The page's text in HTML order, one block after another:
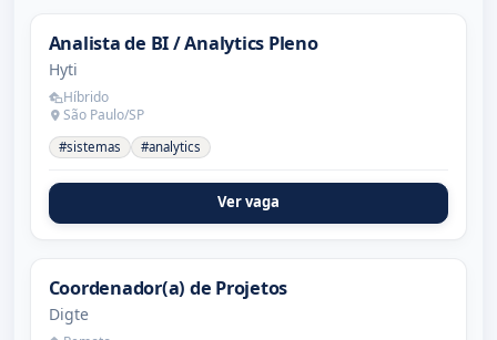
Analista de BI / Analytics Pleno
Hyti
Híbrido
São Paulo/SP
#sistemas #analytics
Ver vaga
Coordenador(a) de Projetos
Digte